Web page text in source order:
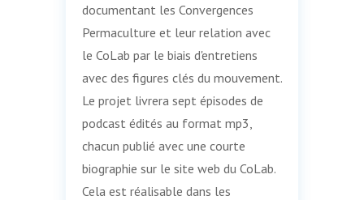
documentant les Convergences
Permaculture et leur relation avec
le CoLab par le biais d'entretiens
avec des figures clés du mouvement.
Le projet livrera sept épisodes de
podcast édités au format mp3,
chacun publié avec une courte
biographie sur le site web du CoLab.
Cela est réalisable dans les